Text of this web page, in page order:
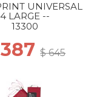
UNIVERSAL
4 LARGE --
13300
$ 645